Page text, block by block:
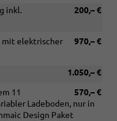
200,– €
inkl.
970,– €
mit elektrischer
1.050,– €
570,– €
11
Ladeboden, nur in
Design Paket